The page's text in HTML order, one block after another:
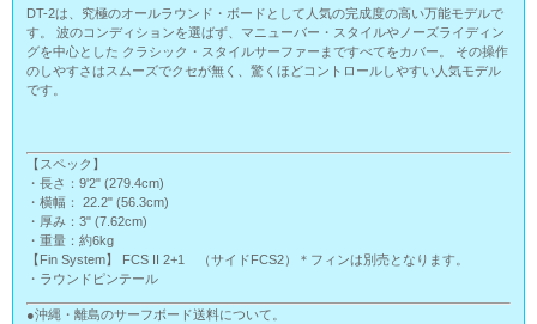
DT-2は、究極のオールラウンド・ボードとして人気の完成度の高い万能モデルで
す。 波のコンディションを選ばず、マニューバー・スタイルやノーズライディン
グを中心とした クラシック・スタイルサーファーまですべてをカバー。 その操作
のしやすさはスムーズでクセが無く、驚くほどコントロールしやすい人気モデル
です。
【スペック】
・長さ：9'2" (279.4cm)
・横幅： 22.2" (56.3cm)
・厚み：3" (7.62cm)
・重量：約6kg
【Fin System】 FCS II 2+1 （サイドFCS2）＊フィンは別売となります。
・ラウンドピンテール
●沖縄・離島のサーフボード送料について。